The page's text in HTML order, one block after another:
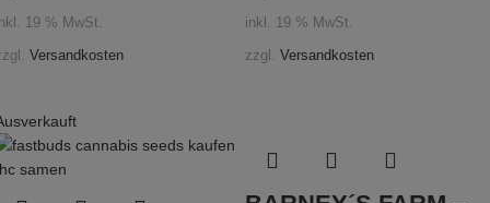
19 % MwSt.
Versandkosten
inkl. 19 % MwSt.
zzgl. Versandkosten